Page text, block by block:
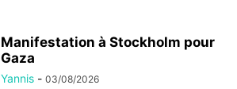
Manifestation à Stockholm pour
Gaza
Yannis - 03/08/2026